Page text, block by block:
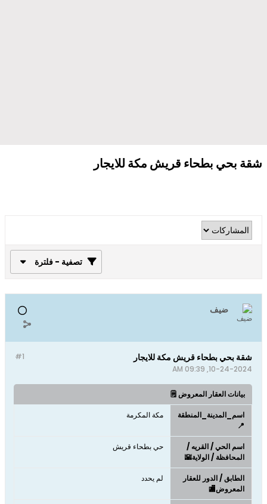
شقة بحي بطحاء قريش مكة للايجار
تصفية - فلترة
ضيف
#1 شقة بحي بطحاء قريش مكة للايجار
10-24-2024, 09:39 AM
بيانات العقار المعروض 🗒️
اسم_المدينة_المنطقة
📍
مكة المكرمة
اسم الحي / القريه /
المحافظة / الولاية🌇
حي بطحاء قريش
الطابق / الدور للعقار
المعروض🏬
لم يحدد